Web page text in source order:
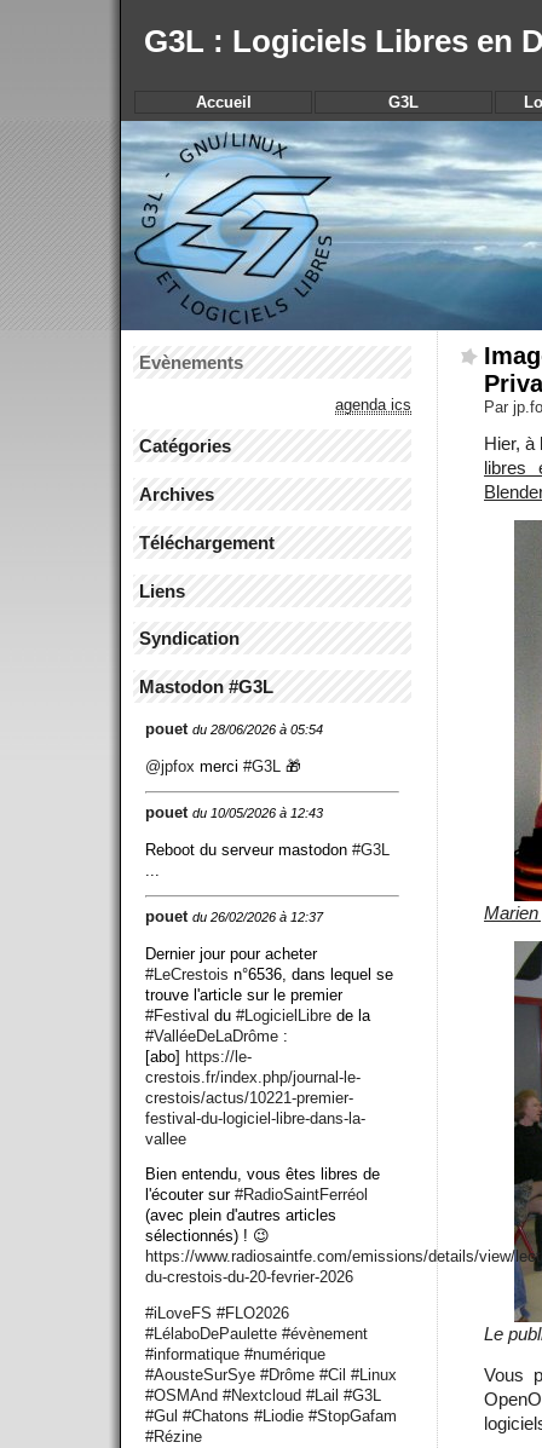
G3L : Logiciels Libres en
Par
Hier, à
libres
Marien
Le
Vous
Accueil G3L
Evènements
agenda ics
Catégories
Archives
Téléchargement
Liens
Syndication
Mastodon #G3L
pouet du 28/06/2026 à 05:54
@jpfox merci #G3L 🎁
pouet du 10/05/2026 à 12:43
Reboot du serveur mastodon #G3L
pouet du 26/02/2026 à 12:37
Dernier jour pour acheter
#LeCrestois n°6536, dans lequel se
trouve l'article sur le premier
#Festival du #LogicielLibre de la
#ValléeDeLaDrôme :
[abo] https://le-
crestois.fr/index.php/journal-le-
crestois/actus/10221-premier-
festival-du-logiciel-libre-dans-la-
vallee
Bien entendu, vous êtes libres de
l'écouter sur #RadioSaintFerréol
(avec plein d'autres articles
sélectionnés) ! 😉
https://www.radiosaintfe.com/emissions/details/view/
du-crestois-du-20-fevrier-2026
#iLoveFS #FLO2026
#LélaboDePaulette #évènement
#informatique #numérique
#AousteSurSye #Drôme #Cil #Linux
#OSMAnd #Nextcloud #Lail #G3L
#Gul #Chatons #Liodie #StopGafam
#Rézine